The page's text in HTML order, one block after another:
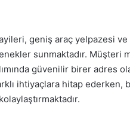
geniş araç yelpazesi
sunmaktadır. Müşteri
güvenilir birer adres
ihtiyaçlara hitap ederken,